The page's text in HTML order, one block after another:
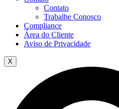
Contato
Trabalhe Conosco
Compliance
Área do Cliente
Aviso de Privacidade
X